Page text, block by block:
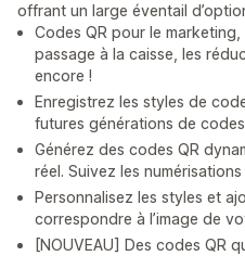
offrant un large éventail
Codes QR pour le
passage à la caisse, les
encore !
Enregistrez les styles de
futures générations de codes
Générez des codes QR
réel. Suivez les
Personnalisez les styles et
correspondre à l’image de
[NOUVEAU] Des codes QR